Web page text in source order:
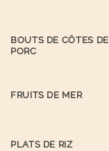
BOUTS DE CÖTES DE
PORC
FRUITS DE MER
PLATS DE RIZ